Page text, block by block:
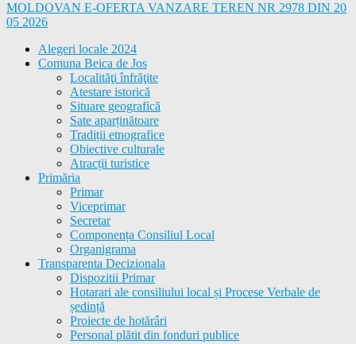
MOLDOVAN E-OFERTA VANZARE TEREN NR 2978 DIN 20
05 2026
Alegeri locale 2024
Comuna Beica de Jos
Localităţi înfrăţite
Atestare istorică
Situare geografică
Sate aparținătoare
Tradiții etnografice
Obiective culturale
Atracții turistice
Primăria
Primar
Viceprimar
Secretar
Componența Consiliul Local
Organigrama
Transparenta Decizionala
Dispozitii Primar
Hotarari ale consiliului local și Procese Verbale de
ședință
Proiecte de hotărâri
Personal plătit din fonduri publice